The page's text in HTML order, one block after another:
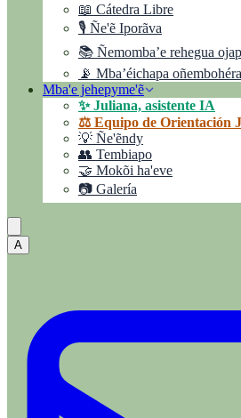
📖 Cátedra Libre
🎙️ Ñe'ẽ Iporãva
📚 Ñemomba’e rehegua
📡 Mba’éichapa
Mba'e jehepyme'ẽ
✨ Juliana, asistente IA
⚖️ Equipo de Orientación
💡 Ñe'ẽndy
👥 Tembiapo
🤝 Mokõi ha'eve
📷 Galería
A